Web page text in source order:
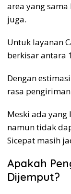
area yang
juga.
Untuk layanan
berkisar antara
Dengan
rasa
Meski ada
namun tidak
Sicepat masih
Apakah
Dijemput?